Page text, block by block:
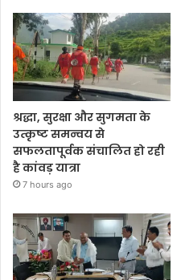
श्रद्धा, सुरक्षा और सुगमता के
उत्कृष्ट समन्वय से
सफलतापूर्वक संचालित हो रही
है कांवड़ यात्रा
7 hours ago